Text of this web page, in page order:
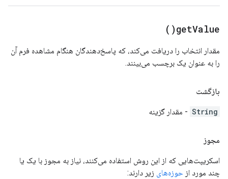
getValue(
)
مقدار انتخاب را دریافت می‌کند، که پاسخ‌دهندگان هنگام مشاهده فرم آن
را به عنوان یک برچسب می‌بینند.
بازگشت
String - مقدار گزینه
مجوز
اسکریپت‌هایی که از این روش استفاده می‌کنند، نیاز به مجوز با یک یا
چند مورد از حوزه‌های زیر دارند: